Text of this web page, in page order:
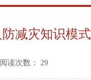
减灾知识模式
读次数： 29